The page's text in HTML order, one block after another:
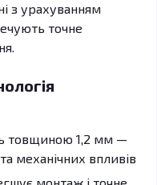
з урахуванням
точне
товщиною 1,2 мм —
механічних впливів